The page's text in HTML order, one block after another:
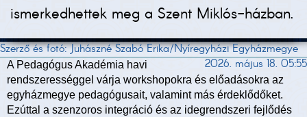
ismerkedhettek meg a Szent Miklós-házban.
Szerző és fotó: Juhászné Szabó Erika/Nyíregyházi Egyházmegye
2026. május 18. 05:55
A Pedagógus Akadémia havi
rendszerességgel várja workshopokra és előadásokra az
egyházmegye pedagógusait, valamint más érdeklődőket.
Ezúttal a szenzoros integráció és az idegrendszeri fejlődés